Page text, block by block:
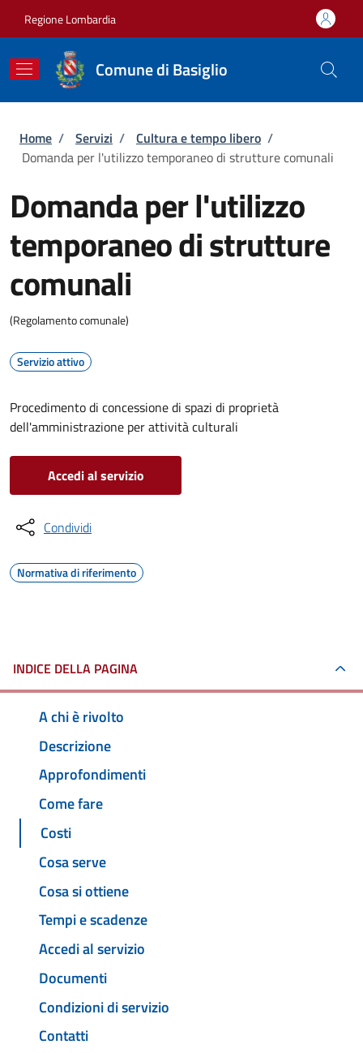
Regione Lombardia
Comune di Basiglio
Briciole di pane
Home / Servizi / Cultura e tempo libero /
Domanda per l'utilizzo temporaneo di strutture comunali
Domanda per l'utilizzo
temporaneo di strutture
comunali
(Regolamento comunale)
Servizio attivo
Procedimento di concessione di spazi di proprietà
dell'amministrazione per attività culturali
Accedi al servizio
Condividi
Normativa di riferimento
INDICE DELLA PAGINA
A chi è rivolto
Descrizione
Approfondimenti
Come fare
Costi
Cosa serve
Cosa si ottiene
Tempi e scadenze
Accedi al servizio
Documenti
Condizioni di servizio
Contatti